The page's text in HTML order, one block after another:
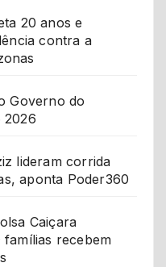
20 anos e
contra a
Governo do
2026
lideram corrida
aponta Poder360
Caiçara
famílias recebem